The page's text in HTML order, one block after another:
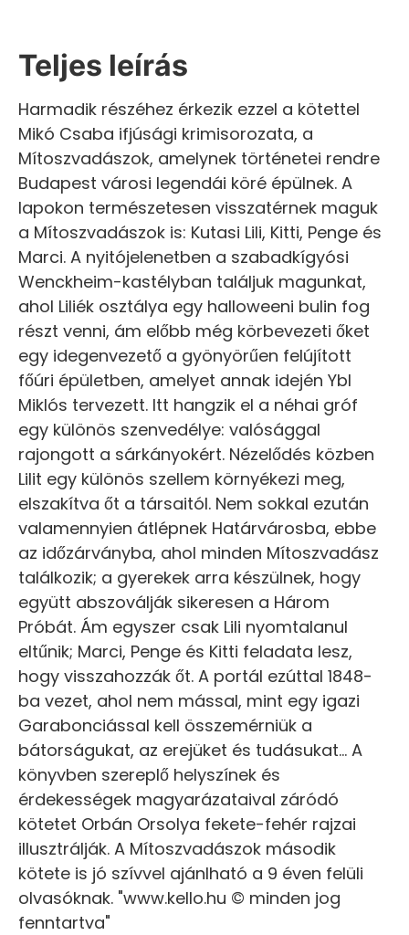
Teljes leírás
Harmadik részéhez érkezik ezzel a kötettel
Mikó Csaba ifjúsági krimisorozata, a
Mítoszvadászok, amelynek történetei rendre
Budapest városi legendái köré épülnek. A
lapokon természetesen visszatérnek maguk
a Mítoszvadászok is: Kutasi Lili, Kitti, Penge és
Marci. A nyitójelenetben a szabadkígyósi
Wenckheim-kastélyban találjuk magunkat,
ahol Liliék osztálya egy halloweeni bulin fog
részt venni, ám előbb még körbevezeti őket
egy idegenvezető a gyönyörűen felújított
főúri épületben, amelyet annak idején Ybl
Miklós tervezett. Itt hangzik el a néhai gróf
egy különös szenvedélye: valósággal
rajongott a sárkányokért. Nézelődés közben
Lilit egy különös szellem környékezi meg,
elszakítva őt a társaitól. Nem sokkal ezután
valamennyien átlépnek Határvárosba, ebbe
az időzárványba, ahol minden Mítoszvadász
találkozik; a gyerekek arra készülnek, hogy
együtt abszoválják sikeresen a Három
Próbát. Ám egyszer csak Lili nyomtalanul
eltűnik; Marci, Penge és Kitti feladata lesz,
hogy visszahozzák őt. A portál ezúttal 1848-
ba vezet, ahol nem mással, mint egy igazi
Garabonciással kell összemérniük a
bátorságukat, az erejüket és tudásukat... A
könyvben szereplő helyszínek és
érdekességek magyarázataival záródó
kötetet Orbán Orsolya fekete-fehér rajzai
illusztrálják. A Mítoszvadászok második
kötete is jó szívvel ajánlható a 9 éven felüli
olvasóknak. "www.kello.hu © minden jog
fenntartva"